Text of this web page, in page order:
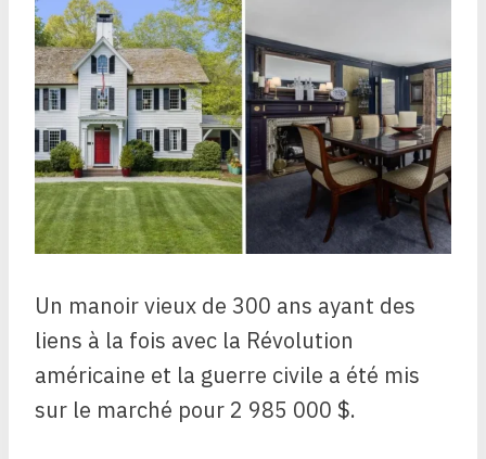
Un manoir vieux de 300 ans ayant des
liens à la fois avec la Révolution
américaine et la guerre civile a été mis
sur le marché pour 2 985 000 $.